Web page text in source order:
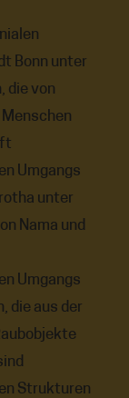
Bonn unter
die von
Umgangs
unter
Nama und
Umgangs
die aus der
Strukturen